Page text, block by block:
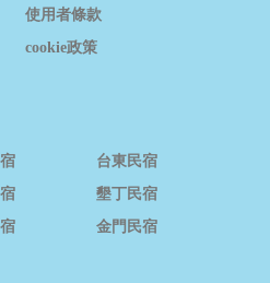
使用者條款
cookie政策
台東民宿
墾丁民宿
金門民宿